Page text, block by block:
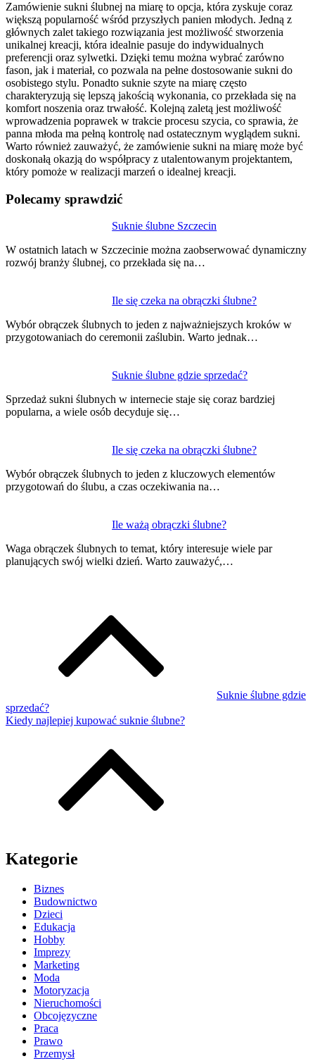
Zamówienie sukni ślubnej na miarę to opcja, która zyskuje coraz
większą popularność wśród przyszłych panien młodych. Jedną z
głównych zalet takiego rozwiązania jest możliwość stworzenia
unikalnej kreacji, która idealnie pasuje do indywidualnych
preferencji oraz sylwetki. Dzięki temu można wybrać zarówno
fason, jak i materiał, co pozwala na pełne dostosowanie sukni do
osobistego stylu. Ponadto suknie szyte na miarę często
charakteryzują się lepszą jakością wykonania, co przekłada się na
komfort noszenia oraz trwałość. Kolejną zaletą jest możliwość
wprowadzenia poprawek w trakcie procesu szycia, co sprawia, że
panna młoda ma pełną kontrolę nad ostatecznym wyglądem sukni.
Warto również zauważyć, że zamówienie sukni na miarę może być
doskonałą okazją do współpracy z utalentowanym projektantem,
który pomoże w realizacji marzeń o idealnej kreacji.
Polecamy sprawdzić
Suknie ślubne Szczecin
W ostatnich latach w Szczecinie można zaobserwować dynamiczny
rozwój branży ślubnej, co przekłada się na…
Ile się czeka na obrączki ślubne?
Wybór obrączek ślubnych to jeden z najważniejszych kroków w
przygotowaniach do ceremonii zaślubin. Warto jednak…
Suknie ślubne gdzie sprzedać?
Sprzedaż sukni ślubnych w internecie staje się coraz bardziej
popularna, a wiele osób decyduje się…
Ile się czeka na obrączki ślubne?
Wybór obrączek ślubnych to jeden z kluczowych elementów
przygotowań do ślubu, a czas oczekiwania na…
Ile ważą obrączki ślubne?
Waga obrączek ślubnych to temat, który interesuje wiele par
planujących swój wielki dzień. Warto zauważyć,…
wpisu
Suknie ślubne gdzie
sprzedać?
Kiedy najlepiej kupować suknie ślubne?
Kategorie
Biznes
Budownictwo
Dzieci
Edukacja
Hobby
Imprezy
Marketing
Moda
Motoryzacja
Nieruchomości
Obcojęzyczne
Praca
Prawo
Przemysł